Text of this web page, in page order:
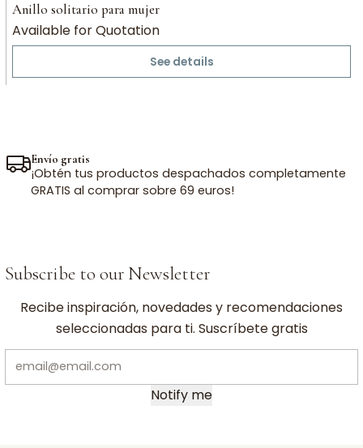
Anillo solitario para mujer
Available for Quotation
See details
Envío gratis
¡Obtén tus productos despachados completamente
GRATIS al comprar sobre 69 euros!
Subscribe to our Newsletter
Recibe inspiración, novedades y recomendaciones
seleccionadas para ti. Suscríbete gratis
Notify me